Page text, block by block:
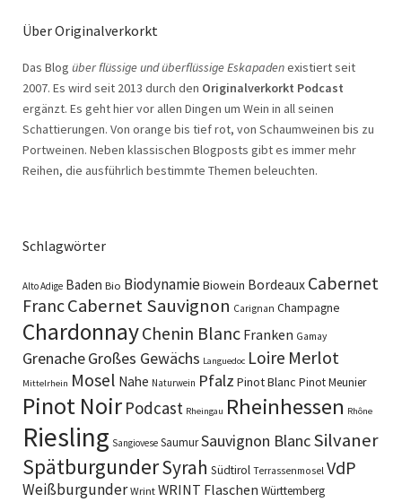
Über Originalverkorkt
Das Blog über flüssige und überflüssige Eskapadenexistiert seit
2007. Es wird seit 2013 durch den Originalverkorkt Podcast
ergänzt. Es geht hier vor allen Dingen um Wein in all seinen
Schattierungen. Von orange bis tief rot, von Schaumweinen bis zu
Portweinen. Neben klassischen Blogposts gibt es immer mehr
Reihen, die ausführlich bestimmte Themen beleuchten.
Schlagwörter
Alto Adige Baden Bio BiodynamieBiowein Bordeaux Cabernet
FrancCabernet Sauvignon Carignan Champagne
ChardonnayChenin Blanc Franken Gamay
GrenacheGroßes Gewächs Languedoc Loire Merlot
Mittelrhein Mosel Nahe Naturwein Pfalz Pinot Blanc Pinot Meunier
Pinot Noir Podcast Rheingau Rheinhessen Rhône
Riesling Sangiovese SaumurSauvignon BlancSilvaner
SpätburgunderSyrah Südtirol Terrassenmosel VdP
Weißburgunder Wrint WRINT Flaschen Württemberg